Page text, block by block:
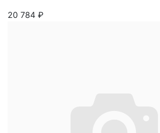
20 784 ₽